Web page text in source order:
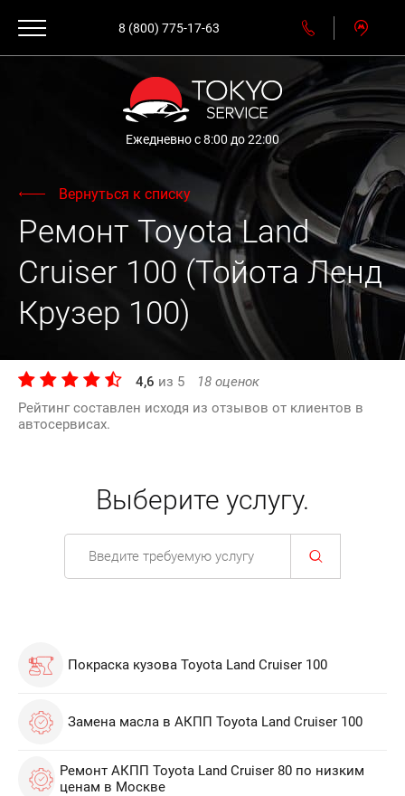
8 (800) 775-17-63
Ежедневно с 8:00 до 22:00
Вернуться к списку
Ремонт Toyota Land
Cruiser 100 (Тойота Ленд
Крузер 100)
4,6 из 5 18 оценок
Рейтинг составлен исходя из отзывов от клиентов в
автосервисах.
Выберите услугу.
Покраска кузова Toyota Land Cruiser 100
Замена масла в АКПП Toyota Land Cruiser 100
Ремонт АКПП Toyota Land Cruiser 80 по низким
ценам в Москве